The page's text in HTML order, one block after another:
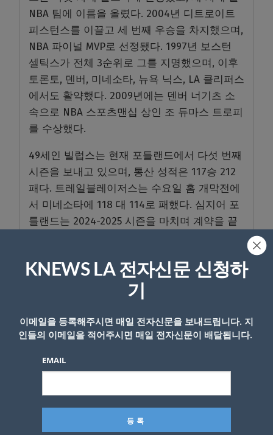
NBA 팀에 이름을 올렸다. 2004년 디트로이트
피스턴스를 이끌고 세 번째 우승을 차지했으며,
NBA 파이널 MVP로 선정됐다. 1997년 보스턴
셀틱스가 전체 3순위로 그를 지명했으며, 이후
토론토, 덴버, 미네소타, 뉴욕 닉스, LA 클리퍼스
에서도 활약했다. 2009년에는 덴버 너기츠 소
속으로 NBA 스포츠맨십 상인 조 듀마스 트로피
를 수상했다.
49세인 빌럽스는 현재 포틀랜드에서 다섯 번째
시즌을 보내고 있으며, 통산 성적은 117승 212
패다. 트레일블레이저스는 수요일 홈 개막전에
서 미네소타에 118 대 114로 패했다. 심지어 포
틀랜드는 2024-2025 시즌을 마치며 계약을 끝
문제가 된 로지어의 경기는2023년3 월23일
샬럿 호네츠와 뉴올리언스 펠리컨스의 맞대결
한 뒤 발 부상을 이유로 더 이상 출전하지 않았
샬럿은 당시 플레이오프 진출이 어려운 상황이
한 것이 크게 이례적이지는 않았다.
그날 경기에서 로지어는 첫 쿼터 동안
KNEWS LA 전자신문 신청하
기
이메일을 등록해주시면 매일 전자신문을 보내드립니다. 지
인들의 이메일을 적어주시면 매일 전자신문이 배달됩니다.
EMAIL